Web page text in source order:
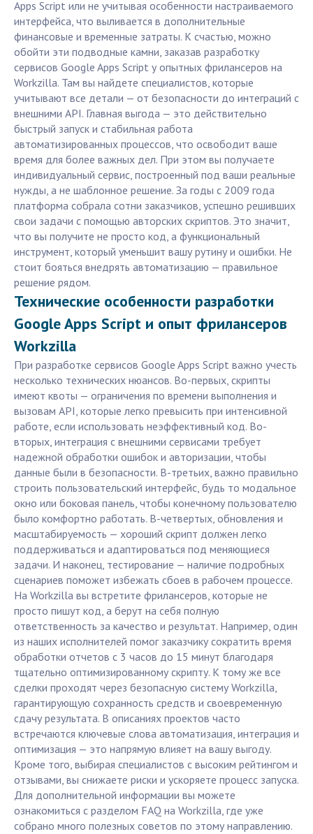
Apps Script или не учитывая особенности настраиваемого
интерфейса, что выливается в дополнительные
финансовые и временные затраты. К счастью, можно
обойти эти подводные камни, заказав разработку
сервисов Google Apps Script у опытных фрилансеров на
Workzilla. Там вы найдете специалистов, которые
учитывают все детали — от безопасности до интеграций с
внешними API. Главная выгода — это действительно
быстрый запуск и стабильная работа
автоматизированных процессов, что освободит ваше
время для более важных дел. При этом вы получаете
индивидуальный сервис, построенный под ваши реальные
нужды, а не шаблонное решение. За годы с 2009 года
платформа собрала сотни заказчиков, успешно решивших
свои задачи с помощью авторских скриптов. Это значит,
что вы получите не просто код, а функциональный
инструмент, который уменьшит вашу рутину и ошибки. Не
стоит бояться внедрять автоматизацию — правильное
решение рядом.
Технические особенности разработки
Google Apps Script и опыт фрилансеров
Workzilla
При разработке сервисов Google Apps Script важно учесть
несколько технических нюансов. Во-первых, скрипты
имеют квоты — ограничения по времени выполнения и
вызовам API, которые легко превысить при интенсивной
работе, если использовать неэффективный код. Во-
вторых, интеграция с внешними сервисами требует
надежной обработки ошибок и авторизации, чтобы
данные были в безопасности. В-третьих, важно правильно
строить пользовательский интерфейс, будь то модальное
окно или боковая панель, чтобы конечному пользователю
было комфортно работать. В-четвертых, обновления и
масштабируемость — хороший скрипт должен легко
поддерживаться и адаптироваться под меняющиеся
задачи. И наконец, тестирование — наличие подробных
сценариев поможет избежать сбоев в рабочем процессе.
На Workzilla вы встретите фрилансеров, которые не
просто пишут код, а берут на себя полную
ответственность за качество и результат. Например, один
из наших исполнителей помог заказчику сократить время
обработки отчетов с 3 часов до 15 минут благодаря
тщательно оптимизированному скрипту. К тому же все
сделки проходят через безопасную систему Workzilla,
гарантирующую сохранность средств и своевременную
сдачу результата. В описаниях проектов часто
встречаются ключевые слова автоматизация, интеграция и
оптимизация — это напрямую влияет на вашу выгоду.
Кроме того, выбирая специалистов с высоким рейтингом и
отзывами, вы снижаете риски и ускоряете процесс запуска.
Для дополнительной информации вы можете
ознакомиться с разделом FAQ на Workzilla, где уже
собрано много полезных советов по этому направлению.